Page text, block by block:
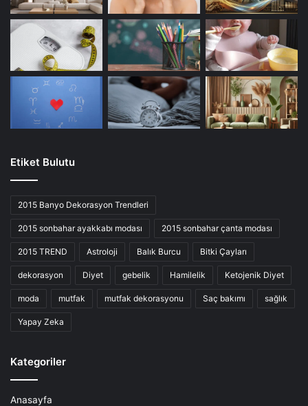
Etiket Bulutu
2015 Banyo Dekorasyon Trendleri
2015 sonbahar ayakkabı modası 2015 sonbahar çanta modası
2015 TREND Astroloji Balık Burcu Bitki Çayları
dekorasyon Diyet gebelik Hamilelik Ketojenik Diyet
moda mutfak mutfak dekorasyonu Saç bakımı sağlık
Yapay Zeka
Kategoriler
Anasayfa